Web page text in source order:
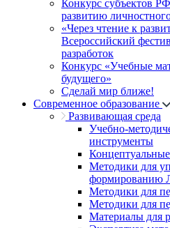
Конкурс субъектов
развитию
«Через чтение к
Всероссийский
разработок
Конкурс «Учебные
будущего»
Сделай мир ближе!
Современное образование
Развивающая среда
Учебно-
инструменты
Методики для
формированию
Методики для
Методики для
Материалы для